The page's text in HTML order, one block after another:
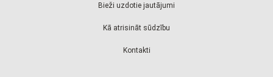
Bieži uzdotie jautājumi
Kā atrisināt sūdzību
Kontakti